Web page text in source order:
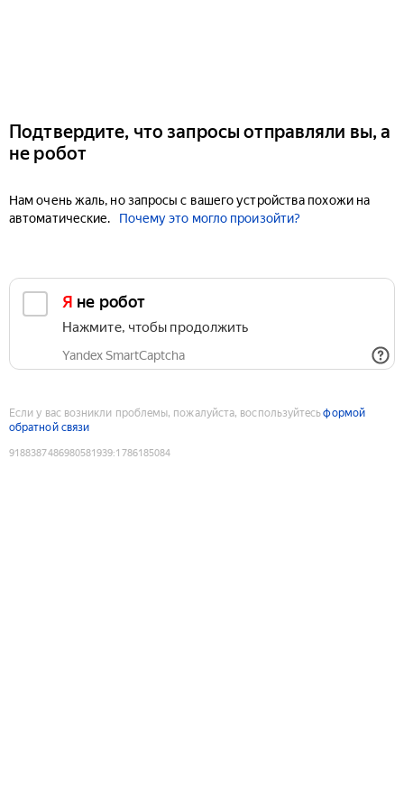
Подтвердите, что запросы отправляли вы, а
не робот
Нам очень жаль, но запросы с вашего устройства похожи на
автоматические.
Почему это могло произойти?
Я не робот
Нажмите, чтобы продолжить
Yandex SmartCaptcha
Если у вас возникли проблемы, пожалуйста, воспользуйтесьформой
обратной связи
9188387486980581939:1786185084